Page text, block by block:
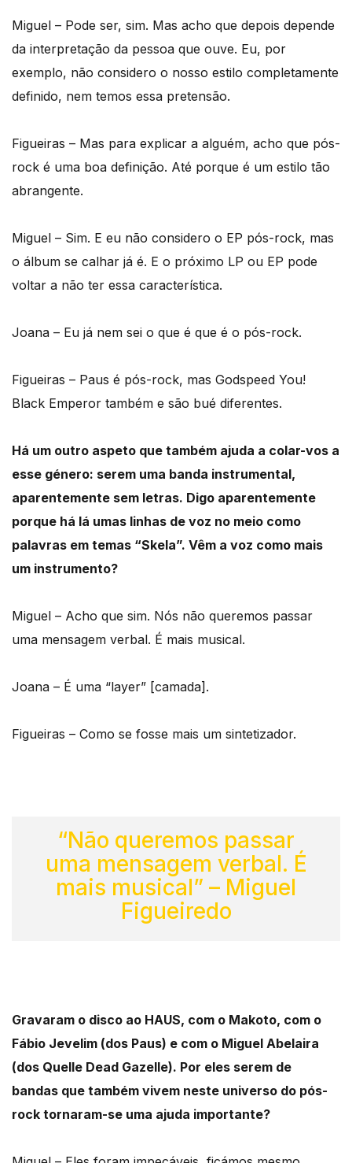
Miguel – Pode ser, sim. Mas acho que depois depende
da interpretação da pessoa que ouve. Eu, por
exemplo, não considero o nosso estilo completamente
definido, nem temos essa pretensão.
Figueiras – Mas para explicar a alguém, acho que pós-
rock é uma boa definição. Até porque é um estilo tão
abrangente.
Miguel – Sim. E eu não considero o EP pós-rock, mas
o álbum se calhar já é. E o próximo LP ou EP pode
voltar a não ter essa característica.
Joana – Eu já nem sei o que é que é o pós-rock.
Figueiras – Paus é pós-rock, mas Godspeed You!
Black Emperor também e são bué diferentes.
Há um outro aspeto que também ajuda a colar-vos a
esse género: serem uma banda instrumental,
aparentemente sem letras. Digo aparentemente
porque há lá umas linhas de voz no meio como
palavras em temas “Skela”. Vêm a voz como mais
um instrumento?
Miguel – Acho que sim. Nós não queremos passar
uma mensagem verbal. É mais musical.
Joana – É uma “layer” [camada].
Figueiras – Como se fosse mais um sintetizador.
“Não queremos passar
uma mensagem verbal. É
mais musical” – Miguel
Figueiredo
Gravaram o disco ao HAUS, com o Makoto, com o
Fábio Jevelim (dos Paus) e com o Miguel Abelaira
(dos Quelle Dead Gazelle). Por eles serem de
bandas que também vivem neste universo do pós-
rock tornaram-se uma ajuda importante?